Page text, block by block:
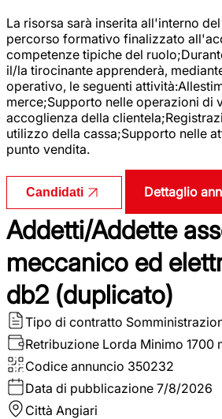
La risorsa sarà inserita all'interno
percorso formativo finalizzato
competenze tipiche del
il/la tirocinante apprenderà,
operativo, le seguenti
merce;Supporto nelle operazioni di
accoglienza della
utilizzo della cassa;Supporto nelle
punto vendita.
Candidati Dettaglio
Addetti/Addette
meccanico ed
db2 (duplicato)
Tipo di contratto
Retribuzione Lorda Minimo 1700
Codice annuncio 350232
Data di pubblicazione 7/8/2026
Città Angiari